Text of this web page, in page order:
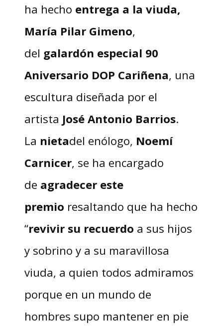
ha hecho entrega a la viuda,
María Pilar Gimeno,
del galardón especial 90
Aniversario DOP Cariñena, una
escultura diseñada por el
artista José Antonio Barrios.
La nietadel enólogo, Noemí
Carnicer, se ha encargado
de agradecer este
premio resaltando que ha hecho
“revivir su recuerdo a sus hijos
y sobrino y a su maravillosa
viuda, a quien todos admiramos
porque en un mundo de
hombres supo mantener en pie